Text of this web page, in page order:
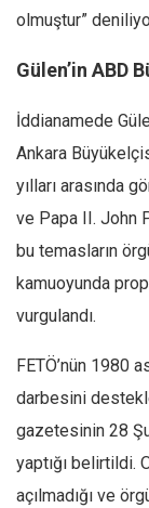
olmuştur”
Gülen’in ABD
İddianamede
Ankara
yılları arasında
ve Papa II. John
bu temasların
kamuoyunda
vurgulandı.
FETÖ’nün 1980
darbesini
gazetesinin 28
yaptığı belirtildi.
açılmadığı ve